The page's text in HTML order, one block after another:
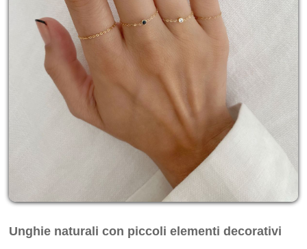
Unghie naturali con piccoli elementi decorativi